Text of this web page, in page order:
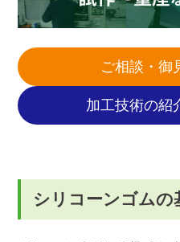
ご相談・御
加工技術の紹
シリコーンゴムの